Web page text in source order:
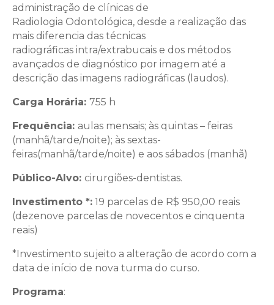
administração de clínicas de
Radiologia Odontológica, desde a realização das
mais diferencia das técnicas
radiográficas intra/extrabucais e dos métodos
avançados de diagnóstico por imagem até a
descrição das imagens radiográficas (laudos).
Carga Horária: 755 h
Frequência: aulas mensais; às quintas – feiras
(manhã/tarde/noite); às sextas-
feiras(manhã/tarde/noite) e aos sábados (manhã)
Público-Alvo: cirurgiões-dentistas.
Investimento *: 19 parcelas de R$ 950,00 reais
(dezenove parcelas de novecentos e cinquenta
reais)
*Investimento sujeito a alteração de acordo com a
data de início de nova turma do curso.
Programa: